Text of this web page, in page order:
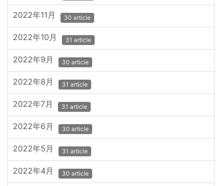
2022年11月 30 article
2022年10月 31 article
2022年9月 30 article
2022年8月 31 article
2022年7月 31 article
2022年6月 30 article
2022年5月 31 article
2022年4月 30 article